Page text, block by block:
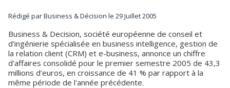
Rédigé par Business & Décision le 29 Juillet 2005
Business & Decision, société européenne de conseil et
d'ingénierie spécialisée en business intelligence, gestion de
la relation client (CRM) et e-business, annonce un chiffre
d'affaires consolidé pour le premier semestre 2005 de 43,3
millions d'euros, en croissance de 41 % par rapport à la
même période de l'année précédente.